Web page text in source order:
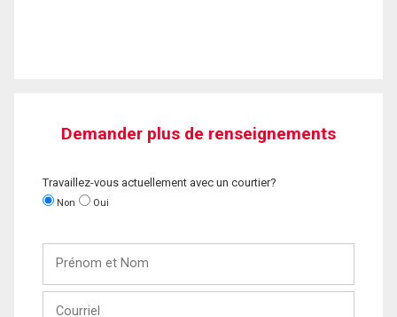
Demander plus de renseignements
Travaillez-vous actuellement avec un courtier?
Non Oui
Nom